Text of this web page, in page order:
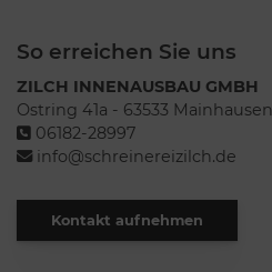
So erreichen Sie uns
ZILCH INNENAUSBAU GMBH
Ostring 41a - 63533 Mainhausen
06182-28997
info@schreinereizilch.de
Kontakt aufnehmen